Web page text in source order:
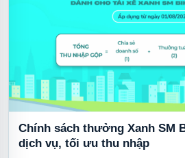
Chính sách thưởng Xanh SM
dịch vụ, tối ưu thu nhập